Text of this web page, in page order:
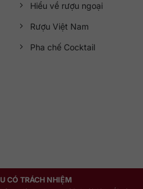
Hiểu về rượu ngoại
Rượu Việt Nam
Pha chế Cocktail
CÓ TRÁCH NHIỆM